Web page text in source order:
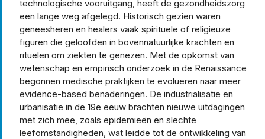
technologische vooruitgang, heeft de gezondheidszorg
een lange weg afgelegd. Historisch gezien waren
geneesheren en healers vaak spirituele of religieuze
figuren die geloofden in bovennatuurlijke krachten en
rituelen om ziekten te genezen. Met de opkomst van
wetenschap en empirisch onderzoek in de Renaissance
begonnen medische praktijken te evolueren naar meer
evidence-based benaderingen. De industrialisatie en
urbanisatie in de 19e eeuw brachten nieuwe uitdagingen
met zich mee, zoals epidemieën en slechte
leefomstandigheden, wat leidde tot de ontwikkeling van